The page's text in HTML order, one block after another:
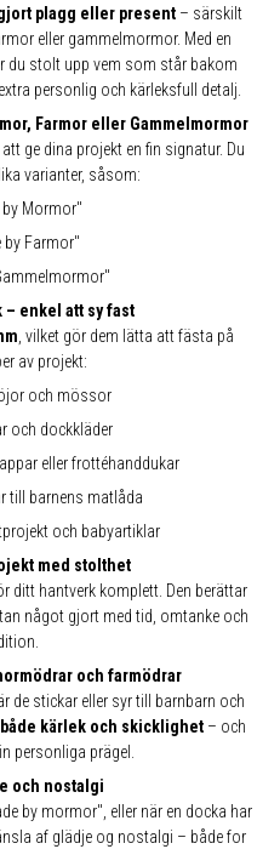
plagg eller present– särskilt
eller gammelmormor. Med en
du stolt upp vem som står bakom
personlig och kärleksfull detalj.
Farmor eller Gammelmormor
ge dina projekt en fin signatur. Du
varianter, såsom:
by Mormor"
by Farmor"
enkel att sy fast
, vilket gör dem lätta att fästa på
av projekt:
och mössor
och dockkläder
eller frottéhanddukar
till barnens matlåda
och babyartiklar
med stolthet
ditt hantverk komplett. Den berättar
något gjort med tid, omtanke och
och farmödrar
de stickar eller syr till barnbarn och
kärlek och skicklighet – och
personliga prägel.
och nostalgi
by mormor", eller när en docka har
af glädje og nostalgi – både for